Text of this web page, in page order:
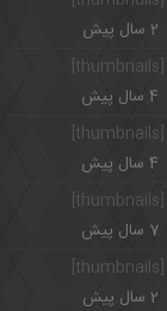
2 سال پیش
4 سال پیش
[thumbnails]
4 سال پیش
7 سال پیش
2 سال پیش